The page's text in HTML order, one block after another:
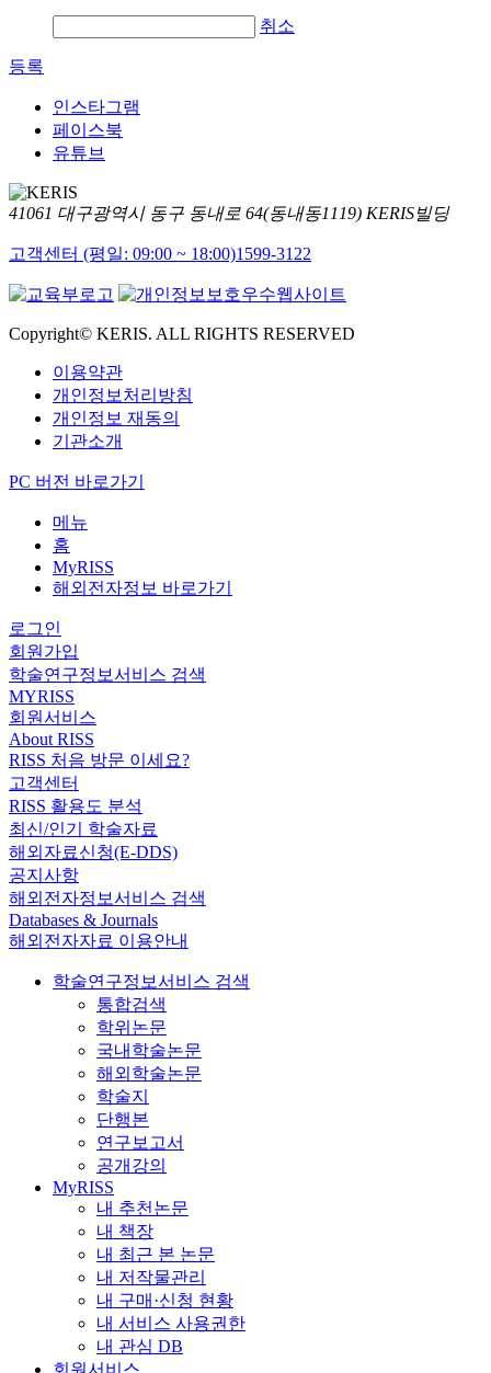
취소
등록
인스타그램
페이스북
유튜브
41061 대구광역시 동구 동내로 64(동내동1119) KERIS빌딩
고객센터 (평일: 09:00 ~ 18:00)1599-3122
Copyright© KERIS. ALL RIGHTS RESERVED
이용약관
개인정보처리방침
개인정보 재동의
기관소개
PC 버전 바로가기
메뉴
홈
MyRISS
해외전자정보 바로가기
로그인
회원가입
학술연구정보서비스 검색
MYRISS
회원서비스
About RISS
RISS 처음 방문 이세요?
고객센터
RISS 활용도 분석
최신/인기 학술자료
해외자료신청(E-DDS)
공지사항
해외전자정보서비스 검색
Databases & Journals
해외전자자료 이용안내
학술연구정보서비스 검색
통합검색
학위논문
국내학술논문
해외학술논문
학술지
단행본
연구보고서
공개강의
MyRISS
내 추천논문
내 책장
내 최근 본 논문
내 저작물관리
내 구매·신청 현황
내 서비스 사용권한
내 관심 DB